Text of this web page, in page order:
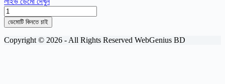
খেজুর
গুড়
quantity
ডেমোটি কিনতে চাই
Copyright © 2026 - All Rights Reserved WebGenius BD